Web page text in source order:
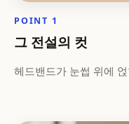
POINT 1
그 전설의 컷
헤드밴드가 눈썹 위에